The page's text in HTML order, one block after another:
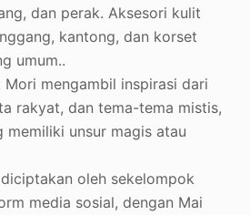
dan perak. Aksesori kulit
kantong, dan korset
umum..
Mori mengambil inspirasi dari
rakyat, dan tema-tema mistis,
memiliki unsur magis atau
oleh sekelompok
media sosial, dengan Mai